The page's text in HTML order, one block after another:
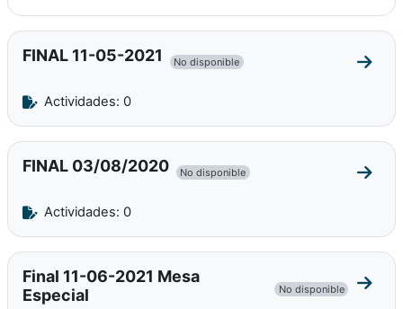
FINAL 11-05-2021 No disponible Ir a
Actividades: 0
FINAL 03/08/2020 No disponible Ir a
Actividades: 0
Final 11-06-2021 Mesa
Especial
No disponible Ir a